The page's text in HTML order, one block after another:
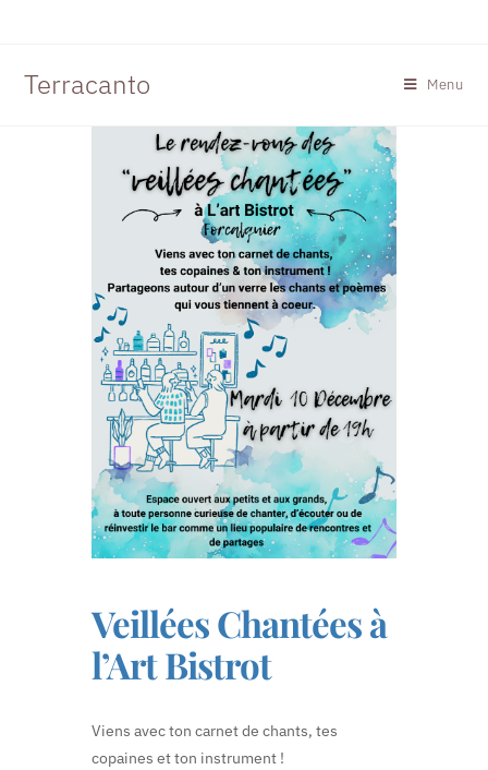
Terracanto Menu
Veillées Chantées à
l’Art Bistrot
Viens avec ton carnet de chants, tes
copaines et ton instrument !